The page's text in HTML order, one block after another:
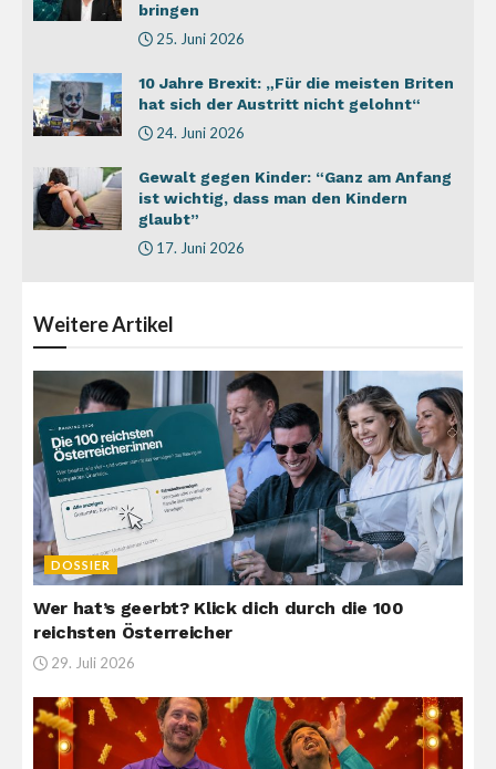
bringen
25. Juni 2026
10 Jahre Brexit: „Für die meisten Briten
hat sich der Austritt nicht gelohnt“
24. Juni 2026
Gewalt gegen Kinder: “Ganz am Anfang
ist wichtig, dass man den Kindern
glaubt”
17. Juni 2026
WeitereArtikel
DOSSIER
Wer hat’s geerbt? Klick dich durch die 100
reichsten Österreicher
29. Juli 2026